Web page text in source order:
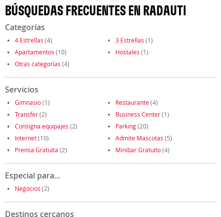
BÚSQUEDAS FRECUENTES EN RADAUTI
Categorías
4 Estrellas (4) 3 Estrellas (1)
Apartamentos (10) Hostales (1)
Otras categorías (4)
Servicios
Gimnasio(1) Restaurante(4)
Transfer(2) Business Center(1)
Consigna equipajes (2) Parking(20)
Internet(10) Admite Mascotas (5)
Prensa Gratuita (2) Minibar Gratuito(4)
Especial para...
Negocios (2)
Destinos cercanos